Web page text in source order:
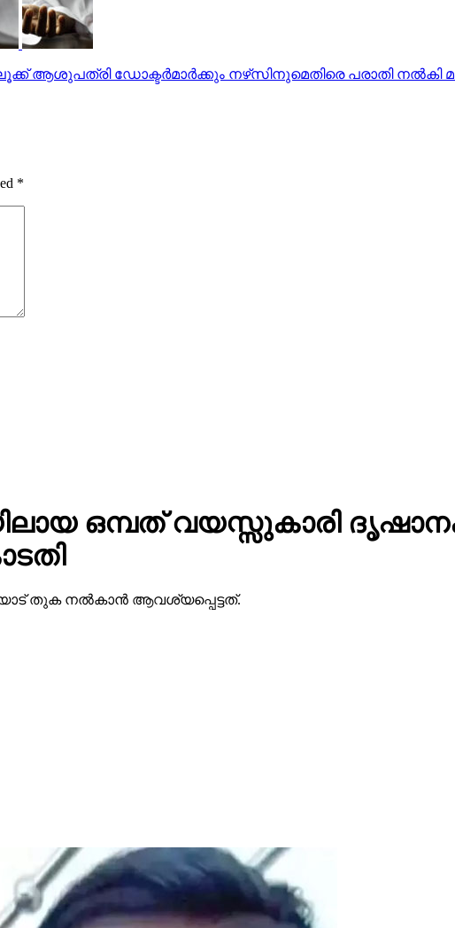
ആശുപത്രി ഡോക്ടര്‍മാര്‍ക്കും നഴ്‌സിനുമെതിരെ പരാതി നല്‍കി
*
ഒമ്പത് വയസ്സുകാരി
തുക നല്‍കാന്‍ ആവശ്യപ്പെട്ടത്.